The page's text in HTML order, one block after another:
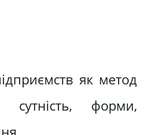
як метод
сутність, форми,